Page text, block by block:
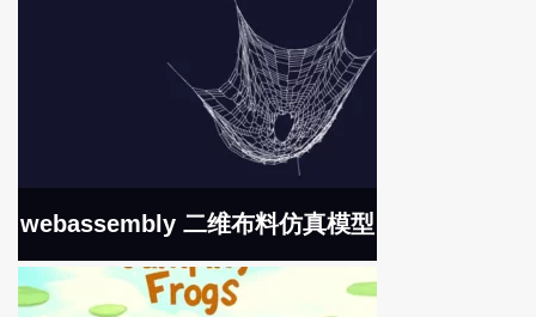
webassembly 二维布料仿真模型